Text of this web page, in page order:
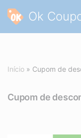
Pular
Ok
Início » Cupom de
Cupom de